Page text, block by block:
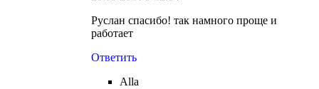
Руслан спасибо! так намного проще и
работает
Ответить
Alla